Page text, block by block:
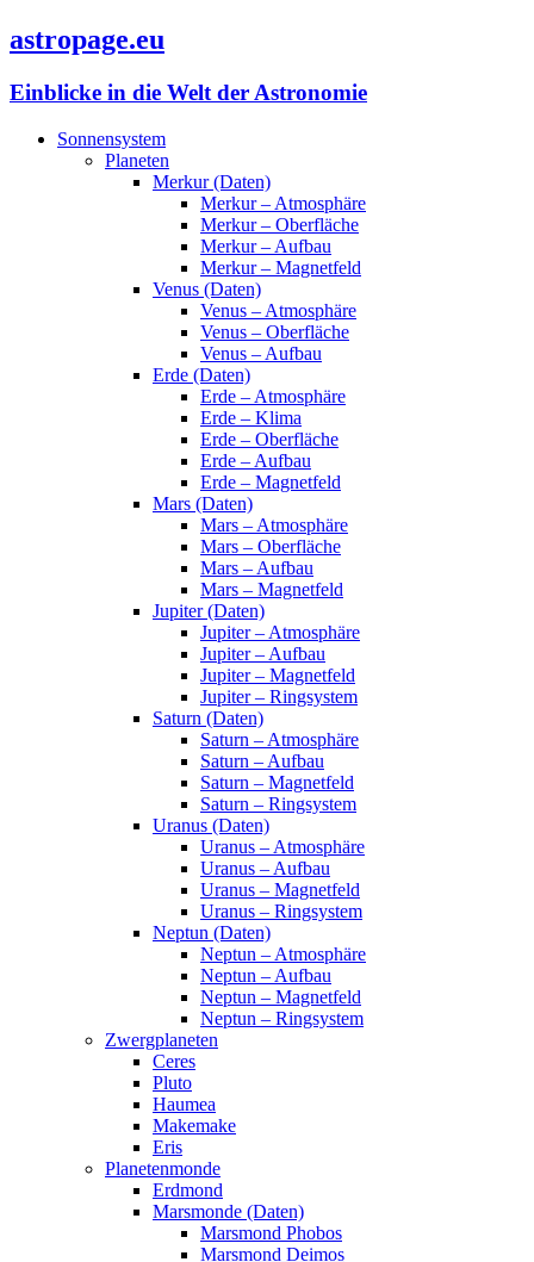
astropage.eu
Einblicke in die Welt der Astronomie
Sonnensystem
Planeten
Merkur (Daten)
Merkur – Atmosphäre
Merkur – Oberfläche
Merkur – Aufbau
Merkur – Magnetfeld
Venus (Daten)
Venus – Atmosphäre
Venus – Oberfläche
Venus – Aufbau
Erde (Daten)
Erde – Atmosphäre
Erde – Klima
Erde – Oberfläche
Erde – Aufbau
Erde – Magnetfeld
Mars (Daten)
Mars – Atmosphäre
Mars – Oberfläche
Mars – Aufbau
Mars – Magnetfeld
Jupiter (Daten)
Jupiter – Atmosphäre
Jupiter – Aufbau
Jupiter – Magnetfeld
Jupiter – Ringsystem
Saturn (Daten)
Saturn – Atmosphäre
Saturn – Aufbau
Saturn – Magnetfeld
Saturn – Ringsystem
Uranus (Daten)
Uranus – Atmosphäre
Uranus – Aufbau
Uranus – Magnetfeld
Uranus – Ringsystem
Neptun (Daten)
Neptun – Atmosphäre
Neptun – Aufbau
Neptun – Magnetfeld
Neptun – Ringsystem
Zwergplaneten
Ceres
Pluto
Haumea
Makemake
Eris
Planetenmonde
Erdmond
Marsmonde (Daten)
Marsmond Phobos
Marsmond Deimos